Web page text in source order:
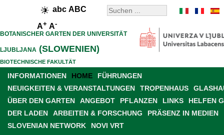
abc ABC
A+ A-
BOTANISCHER GARTEN DER UNIVERSITÄT
LJUBLJANA (SLOWENIEN)
BIOTECHNISCHE FAKULTÄT
INFORMATIONEN HOME
FÜHRUNGEN
NEUIGKEITEN & VERANSTALTUNGEN
TROPENHAUS
ÜBER DEN GARTEN
ANGEBOT PFLANZEN LINKS
HELFEN
DER LADEN
ARBEITEN & FORSCHUNG
PRÄSENZ IN MEDIEN
SLOVENIAN NETWORK
NOVI VRT